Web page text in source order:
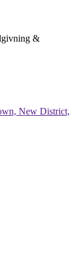
&
New District,